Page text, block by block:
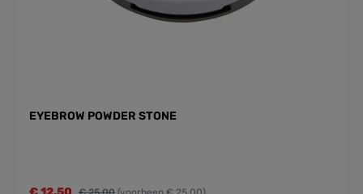
EYEBROW POWDER STONE